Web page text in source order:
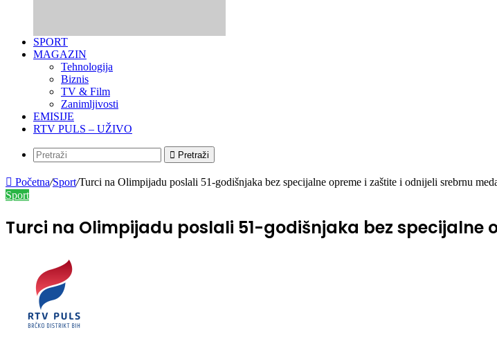
SPORT
MAGAZIN
Tehnologija
Biznis
TV & Film
Zanimljivosti
EMISIJE
RTV PULS – UŽIVO
Pretraži
Početna/Sport/Turci na Olimpijadu poslali 51-godišnjaka bez specijalne opreme i zaštite i odnijeli srebrnu
Sport
Turci na Olimpijadu poslali 51-godišnjaka bez specijalne